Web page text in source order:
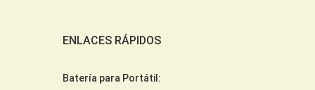
ENLACES RÁPIDOS
Batería para Portátil: